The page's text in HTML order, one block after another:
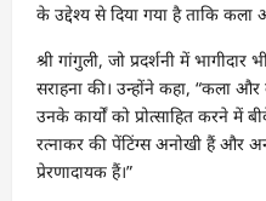
के उद्देश्य से दिया गया है ताकि
श्री गांगुली, जो प्रदर्शनी में
सराहना की। उन्होंने कहा, “कला
उनके कार्यों को प्रोत्साहित करने में
रत्नाकर की पेंटिंग्स अनोखी हैं और
प्रेरणादायक हैं।”